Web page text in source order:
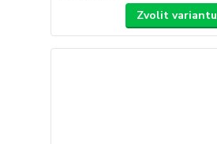
Zvolit variantu